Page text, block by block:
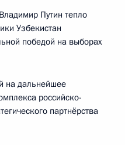
Путин тепло
Узбекистан
победой на выборах
на дальнейшее
российско-
партнёрства